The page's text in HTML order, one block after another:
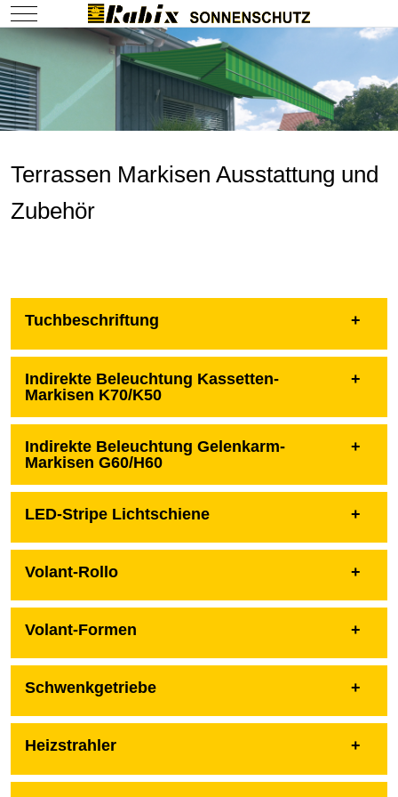
Mobile Menu Toggle
Terrassen Markisen Ausstattung und
Zubehör
Tuchbeschriftung
Indirekte Beleuchtung Kassetten-
Markisen K70/K50
Indirekte Beleuchtung Gelenkarm-
Markisen G60/H60
LED-Stripe Lichtschiene
Volant-Rollo
Volant-Formen
Schwenkgetriebe
Heizstrahler